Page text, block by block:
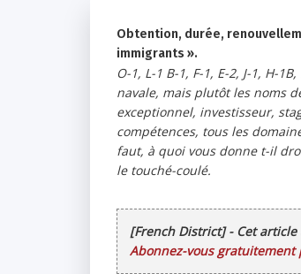
Obtention, durée,
immigrants ».
O-1, L-1 B-1, F-1, E-2, J-1, H-
navale, mais plutôt les noms
exceptionnel, investisseur,
compétences, tous les
faut, à quoi vous donne t-il
le touché-coulé.
[French District] - Cet
Abonnez-vous